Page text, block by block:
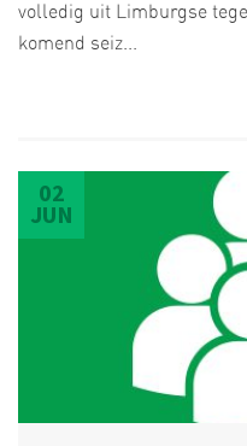
volledig uit Limburgse
komend seiz...
02
JUN